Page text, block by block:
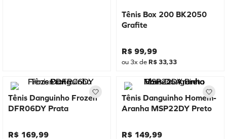
Tênis Box 200 BK2050
Grafite
R$ 99,99
ou 3x de R$ 33,33
Tênis Danguinho Frozen
DFR06DY Prata
R$ 169,99
Tênis Danguinho Homem-
Aranha MSP22DY Preto
R$ 149,99